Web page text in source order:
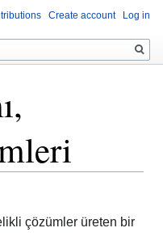
çözümler üreten bir
Create account Log in